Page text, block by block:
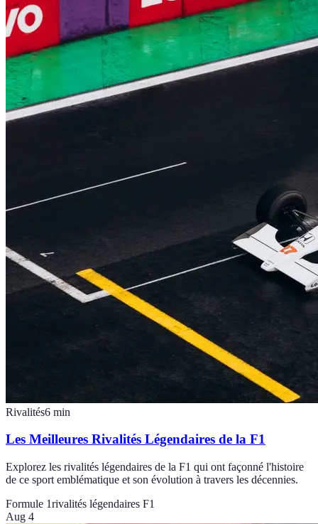
Rivalités6 min
Les Meilleures Rivalités Légendaires de la F1
Explorez les rivalités légendaires de la F1 qui ont façonné l'histoire
de ce sport emblématique et son évolution à travers les décennies.
Formule 1rivalités légendaires F1
Aug 4